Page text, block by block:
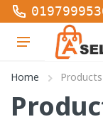
অনলাইন
Home Products